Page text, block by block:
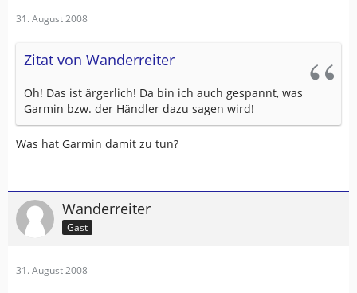
31. August 2008
Zitat von Wanderreiter
Oh! Das ist ärgerlich! Da bin ich auch gespannt, was
Garmin bzw. der Händler dazu sagen wird!
Was hat Garmin damit zu tun?
Wanderreiter
Gast
31. August 2008